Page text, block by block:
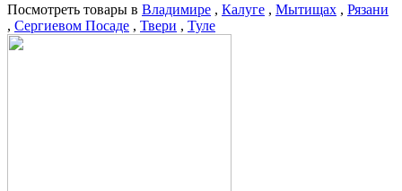
Посмотреть товары в Владимире , Калуге , Мытищах , Рязани
, Сергиевом Посаде , Твери , Туле